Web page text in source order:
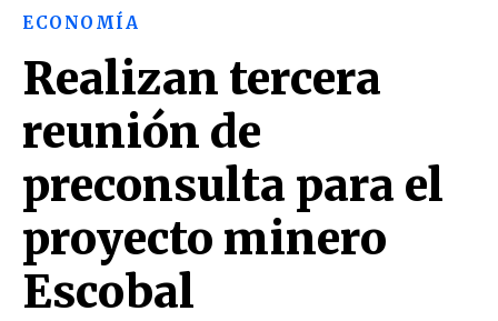
ECONOMÍA
Realizan tercera
reunión de
preconsulta para el
proyecto minero
Escobal